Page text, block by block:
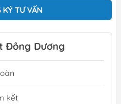
KÝ TƯ VẤN
Đông Dương
kết